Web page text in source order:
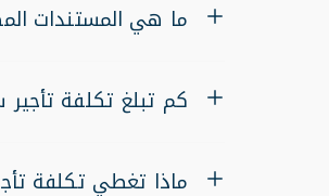
ما هي المستندات
كم تبلغ تكلفة تأجير
ماذا تغطي تكلفة